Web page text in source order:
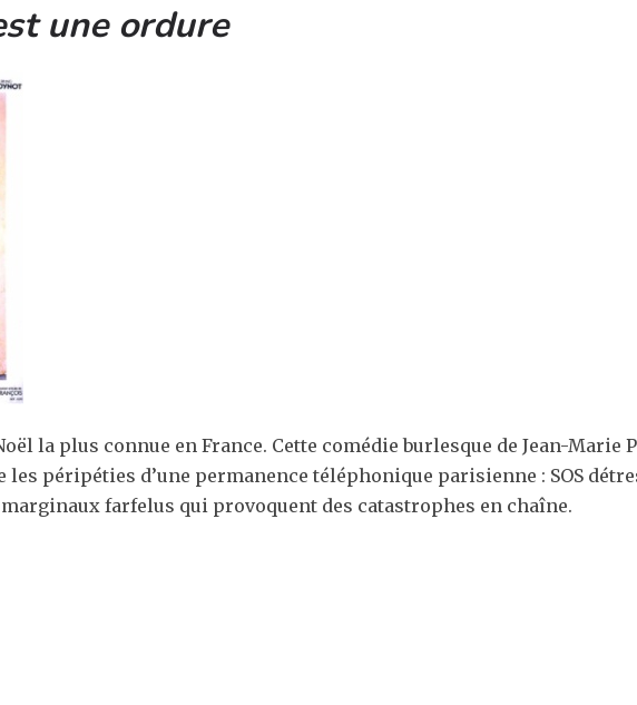
une ordure
la plus connue en France. Cette comédie burlesque de Jean-Marie
les péripéties d’une permanence téléphonique parisienne : SOS
farfelus qui provoquent des catastrophes en chaîne.